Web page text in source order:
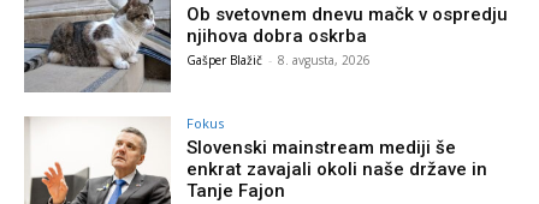
Ob svetovnem dnevu mačk v ospredju
njihova dobra oskrba
Gašper Blažič - 8. avgusta, 2026
Fokus
Slovenski mainstream mediji še
enkrat zavajali okoli naše države in
Tanje Fajon